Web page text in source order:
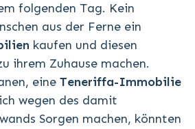
folgenden Tag. Kein
aus der Ferne ein
kaufen und diesen
ihrem Zuhause machen.
eine Teneriffa-Immobilie
wegen des damit
Sorgen machen, könnten